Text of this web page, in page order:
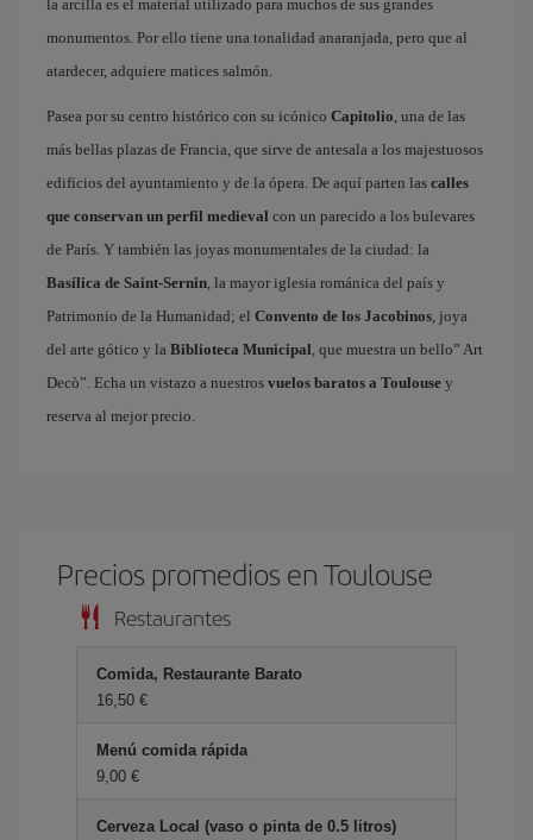
la arcilla es el material utilizado para muchos de sus grandes
monumentos. Por ello tiene una tonalidad anaranjada, pero que al
atardecer, adquiere matices salmón.
Pasea por su centro histórico con su icónico Capitolio, una de las
más bellas plazas de Francia, que sirve de antesala a los majestuosos
edificios del ayuntamiento y de la ópera. De aquí parten las calles
que conservan un perfil medieval con un parecido a los bulevares
de París. Y también las joyas monumentales de la ciudad: la
Basílica de Saint-Sernin, la mayor iglesia románica del país y
Patrimonio de la Humanidad; el Convento de los Jacobinos, joya
del arte gótico y la Biblioteca Municipal, que muestra un bello” Art
Decò”. Echa un vistazo a nuestros vuelos baratos a Toulouse y
reserva al mejor precio.
Precios promedios en Toulouse
Restaurantes
Comida, Restaurante Barato
16,50 €
Menú comida rápida
9,00 €
Cerveza Local (vaso o pinta de 0.5 litros)